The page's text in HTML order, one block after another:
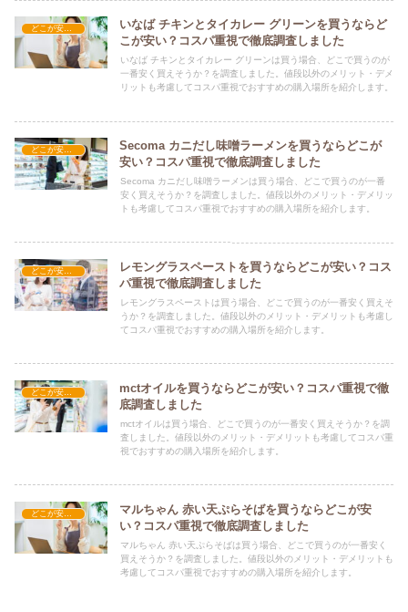
どこが安い？-食品・食材
いなば チキンとタイカレー グリーンを買うならど
こが安い？コスパ重視で徹底調査しました
いなば チキンとタイカレー グリーンは買う場合、どこで買うのが
一番安く買えそうか？を調査しました。値段以外のメリット・デメ
リットも考慮してコスパ重視でおすすめの購入場所を紹介します。
どこが安い？-食品・食材
Secoma カニだし味噌ラーメンを買うならどこが
安い？コスパ重視で徹底調査しました
Secoma カニだし味噌ラーメンは買う場合、どこで買うのが一番
安く買えそうか？を調査しました。値段以外のメリット・デメリッ
トも考慮してコスパ重視でおすすめの購入場所を紹介します。
どこが安い？-食品・食材
レモングラスペーストを買うならどこが安い？コス
パ重視で徹底調査しました
レモングラスペーストは買う場合、どこで買うのが一番安く買えそ
うか？を調査しました。値段以外のメリット・デメリットも考慮し
てコスパ重視でおすすめの購入場所を紹介します。
どこが安い？-食品・食材
mctオイルを買うならどこが安い？コスパ重視で徹
底調査しました
mctオイルは買う場合、どこで買うのが一番安く買えそうか？を調
査しました。値段以外のメリット・デメリットも考慮してコスパ重
視でおすすめの購入場所を紹介します。
どこが安い？-食品・食材
マルちゃん 赤い天ぷらそばを買うならどこが安
い？コスパ重視で徹底調査しました
マルちゃん 赤い天ぷらそばは買う場合、どこで買うのが一番安く
買えそうか？を調査しました。値段以外のメリット・デメリットも
考慮してコスパ重視でおすすめの購入場所を紹介します。